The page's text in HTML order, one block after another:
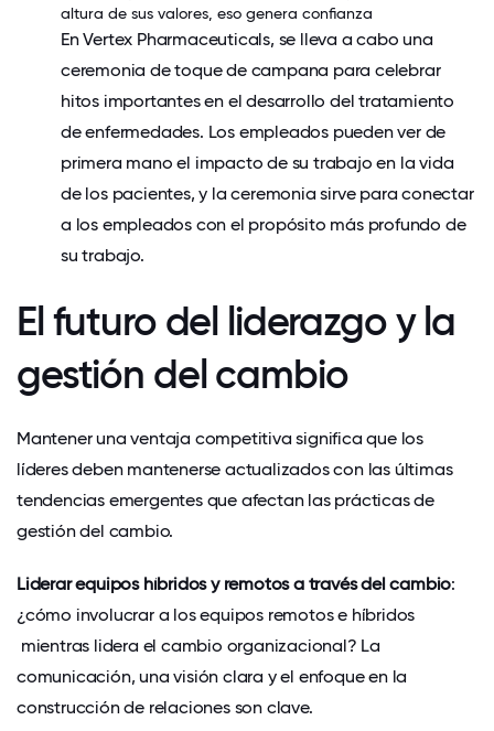
altura de sus valores, eso genera confianza
En Vertex Pharmaceuticals, se lleva a cabo una
ceremonia de toque de campana para celebrar
hitos importantes en el desarrollo del tratamiento
de enfermedades. Los empleados pueden ver de
primera mano el impacto de su trabajo en la vida
de los pacientes, y la ceremonia sirve para conectar
a los empleados con el propósito más profundo de
su trabajo.
El futuro del liderazgo y la
gestión del cambio
Mantener una ventaja competitiva significa que los
líderes deben mantenerse actualizados con las últimas
tendencias emergentes que afectan las prácticas de
gestión del cambio.
Liderar equipos híbridos y remotos a través del cambio:
¿cómo involucrar a los equipos remotos e híbridos
mientras lidera el cambio organizacional? La
comunicación, una visión clara y el enfoque en la
construcción de relaciones son clave.